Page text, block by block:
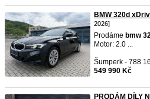
BMW 320d
2026]
Prodáme bmw
Motor: 2.0 ...
Šumperk - 788 16
549 990 Kč
PRODÁM DÍLY